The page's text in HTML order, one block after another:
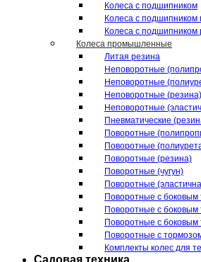
Колеса с подшипником
Колеса с подшипником
Колеса с подшипником
Колеса промышленные
Литая резина
Неповоротные
Неповоротные
Неповоротные (резина)
Неповоротные
Пневматические
Поворотные
Поворотные
Поворотные (резина)
Поворотные (чугун)
Поворотные
Поворотные c
Поворотные c
Поворотные c боковым
Поворотные c
Комплекты колес для
Садовая техника